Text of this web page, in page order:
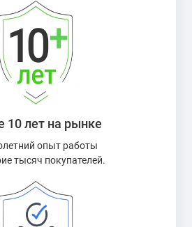
10 лет на рынке
опыт работы
тысяч покупателей.